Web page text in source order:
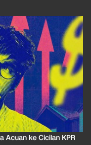
Acuan ke Cicilan KPR